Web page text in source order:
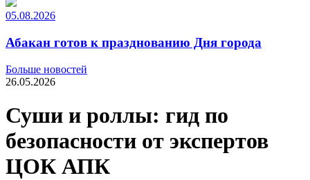
05.08.2026
Абакан готов к празднованию Дня города
Больше новостей
26.05.2026
Суши и роллы: гид по
безопасности от экспертов
ЦОК АПК